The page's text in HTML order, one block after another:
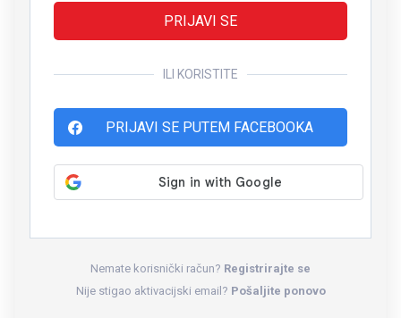
PRIJAVI SE
ILI KORISTITE
PRIJAVI SE PUTEM FACEBOOKA
Nemate korisnički račun? Registrirajte se
Nije stigao aktivacijski email? Pošaljite ponovo